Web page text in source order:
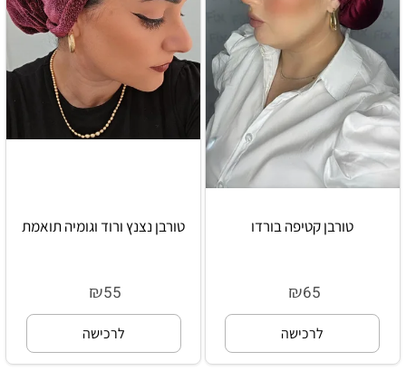
טורבן קטיפה בורדו
₪65
לרכישה
טורבן נצנץ ורוד וגומיה תואמת
₪55
לרכישה